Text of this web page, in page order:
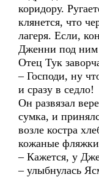
коридору.
клянется, что
лагеря. Если,
Дженни под ним
Отец Тук
– Господи, ну
и сразу в седло!
Он развязал
сумка, и
возле костра
кожаные
– Кажется, у
– улыбнулась